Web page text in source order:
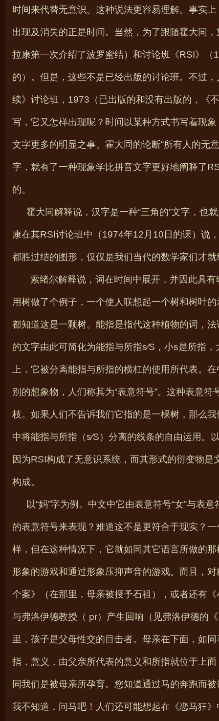
时间来代替无意识。这种说法更容易理解。事实
出现及消失的正是时间。当然，为了跟随霍大同
拉康第一次介绍了波罗蜜结）和讨论班《RSI》（
的）。但是，这些不是已经出版的讨论班。不过
续》讨论班， 1973 （已出版的和没有出版的，《
写，它又怎样出现呢？时间以某种方式书写着现
文字更多的明显之事。霍大同的论断“所有人的无
字，就有了一种现象学比拼音文字更好地阐释了
的。
霍大同解释说，汉字是一种“三角的”文字，也
康在其RSI讨论班中（1974年12 月 10 日的课）说
都胜过结的图形，仅仅是我们当代的数学家们才
索绪尔解释说，词在时间中展开，并因此具
用树做了个例子，一个使人联想起一个树和树叶
都知道这是一颗树。能指是指代这种植物的词，法
的文字由此可简化为能指与所指s∕S ，小s是所指，
上，它被分离能指与所指的横杠的使用所代表。
别的想象物，人们称其为“表意符号”。这种表意
枝。如果人们不告诉我们它指的是一棵树，那么
中将能指与所指（s∕S）分离的线条的自由运用。
因为RSI构成了无意识系统，而其形式的衍变物
构成。
以“妈”字为例。中文中它由表意符号“女”与表
的表意符号来表现？难道这不是更符合于现实？
样，但在这种情况下，它就如同其它语言所做的
形象的游戏和通过形象压抑声音的游戏。而且，
个案》（在那里，母亲被授予石祖），或者还有
与弗洛伊德教授（ pr）产生回响（见弗洛伊德的
里，孩子是父母性交的目击者。母亲在下面，如
指，意义，由父亲所代表的意义和所指就位于上
同我们是被母亲所孕育。您知道通过马的奔跑而
我不知道，问马吧！人们还可能想起在《恋马狂